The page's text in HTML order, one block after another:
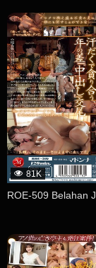
81K
ROE-509 Belahan